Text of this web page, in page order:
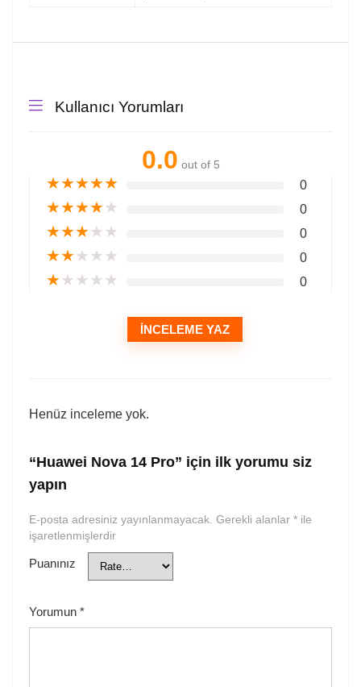
Kullanıcı Yorumları
0.0 out of 5
★★★★★ 0
★★★★★ 0
★★★★★ 0
★★★★★ 0
★★★★★ 0
İNCELEME YAZ
Henüz inceleme yok.
“Huawei Nova 14 Pro” için ilk yorumu siz
yapın
E-posta adresiniz yayınlanmayacak. Gerekli alanlar * ile
işaretlenmişlerdir
Puanınız
Yorumun *